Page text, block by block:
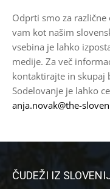
Odprti smo za
vam kot našim
vsebina je lahko
medije. Za več
kontaktirajte in skupaj
Sodelovanje je lahko
anja.novak@the-
ČUDEŽI IZ